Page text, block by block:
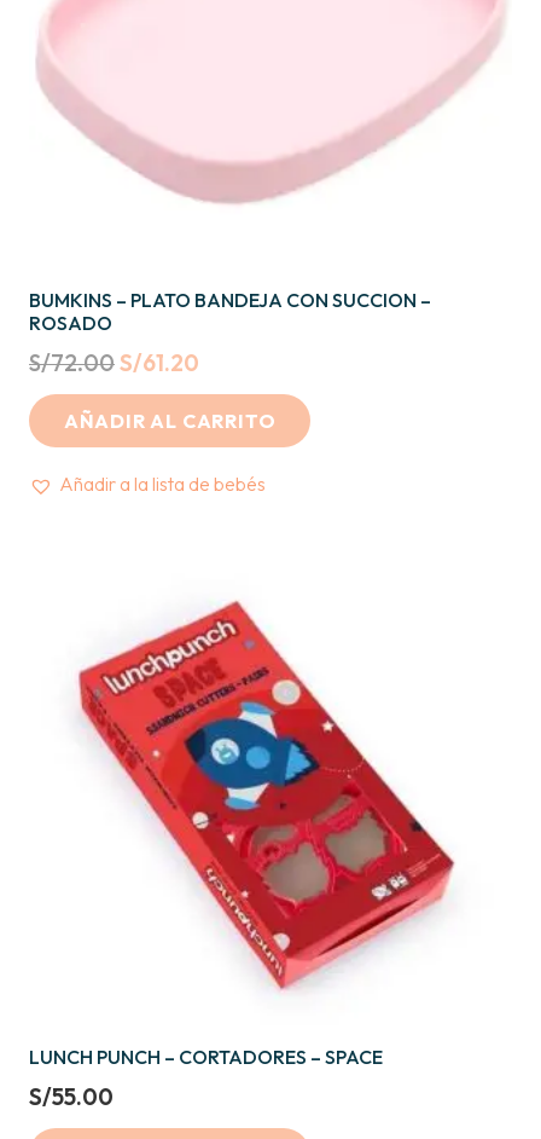
BUMKINS – PLATO BANDEJA CON SUCCION –
ROSADO
S/72.00Original
price
was:
S/72.00.
S/61.20
price
is:
S/61.20.
AÑADIR AL CARRITO
Añadir a la lista de bebés
LUNCH PUNCH – CORTADORES – SPACE
S/55.00